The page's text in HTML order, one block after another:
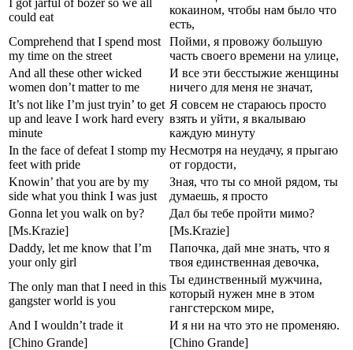
could eat
кокаином, чтобы нам было что
есть,
Comprehend that I spend most
my time on the street
Пойми, я провожу большую
часть своего времени на улице,
And all these other wicked
women don’t matter to me
И все эти бесстыжие женщины
ничего для меня не значат,
It’s not like I’m just tryin’ to get
up and leave I work hard every
minute
Я совсем не стараюсь просто
взять и уйти, я вкалываю
каждую минуту
In the face of defeat I stomp my
feet with pride
Несмотря на неудачу, я прыгаю
от гордости,
Knowin’ that you are by my
side what you think I was just
Зная, что ты со мной рядом, ты
думаешь, я просто
Gonna let you walk on by?
Дал бы тебе пройти мимо?
[Ms.Krazie]
[Ms.Krazie]
Daddy, let me know that I’m
your only girl
Папочка, дай мне знать, что я
твоя единственная девочка,
The only man that I need in this
gangster world is you
Ты единственный мужчина,
который нужен мне в этом
гангстерском мире,
And I wouldn’t trade it
И я ни на что это не променяю.
[Chino Grande]
[Chino Grande]